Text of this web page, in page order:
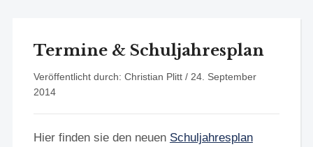
Termine & Schuljahresplan
Veröffentlicht durch: Christian Plitt / 24. September
2014
Hier finden sie den neuen Schuljahresplan